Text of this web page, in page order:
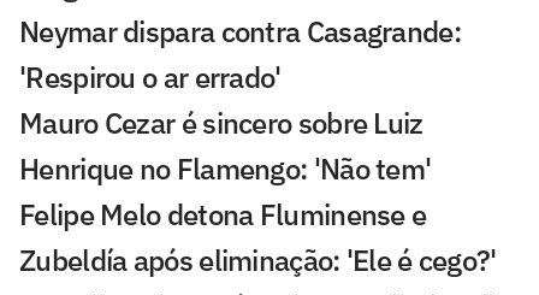
Neymar dispara contra Casagrande:
'Respirou o ar errado'
Mauro Cezar é sincero sobre Luiz
Henrique no Flamengo: 'Não tem'
Felipe Melo detona Fluminense e
Zubeldía após eliminação: 'Ele é cego?'